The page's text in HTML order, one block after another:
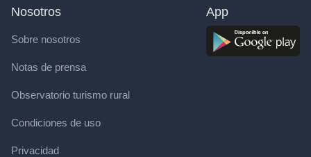
Nosotros
Sobre nosotros
Notas de prensa
Observatorio turismo rural
Condiciones de uso
Privacidad
App